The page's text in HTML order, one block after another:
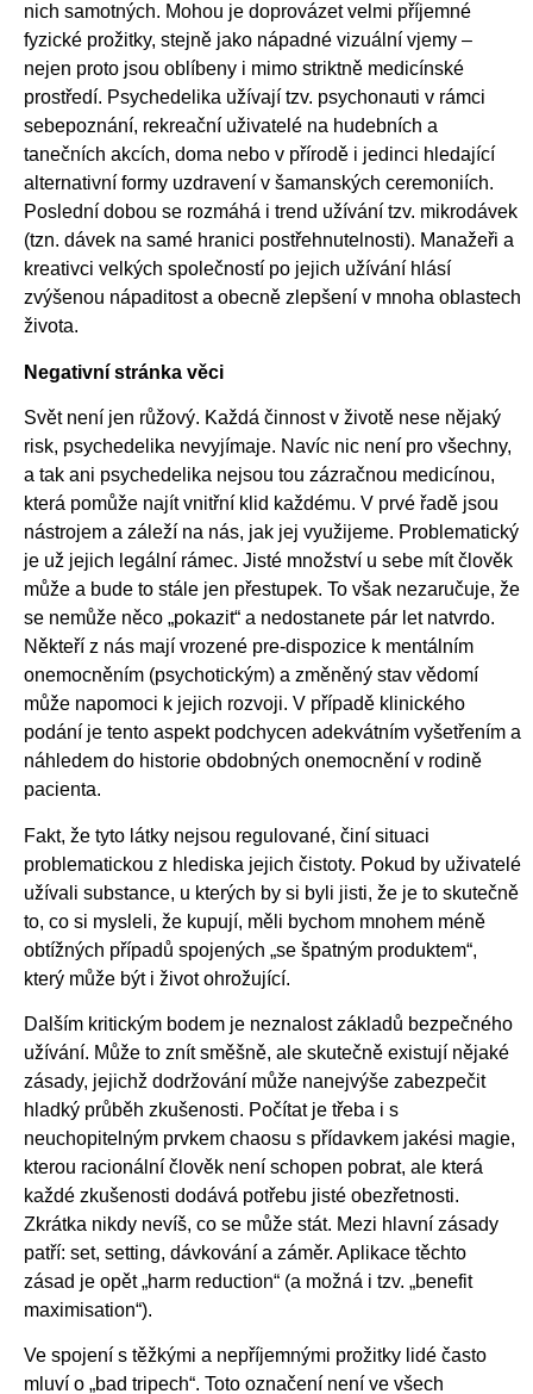
nich samotných. Mohou je doprovázet velmi příjemné
fyzické prožitky, stejně jako nápadné vizuální vjemy –
nejen proto jsou oblíbeny i mimo striktně medicínské
prostředí. Psychedelika užívají tzv. psychonauti v rámci
sebepoznání, rekreační uživatelé na hudebních a
tanečních akcích, doma nebo v přírodě i jedinci hledající
alternativní formy uzdravení v šamanských ceremoniích.
Poslední dobou se rozmáhá i trend užívání tzv. mikrodávek
(tzn. dávek na samé hranici postřehnutelnosti). Manažeři a
kreativci velkých společností po jejich užívání hlásí
zvýšenou nápaditost a obecně zlepšení v mnoha oblastech
života.
Negativní stránka věci
Svět není jen růžový. Každá činnost v životě nese nějaký
risk, psychedelika nevyjímaje. Navíc nic není pro všechny,
a tak ani psychedelika nejsou tou zázračnou medicínou,
která pomůže najít vnitřní klid každému. V prvé řadě jsou
nástrojem a záleží na nás, jak jej využijeme. Problematický
je už jejich legální rámec. Jisté množství u sebe mít člověk
může a bude to stále jen přestupek. To však nezaručuje, že
se nemůže něco „pokazit“ a nedostanete pár let natvrdo.
Někteří z nás mají vrozené pre-dispozice k mentálním
onemocněním (psychotickým) a změněný stav vědomí
může napomoci k jejich rozvoji. V případě klinického
podání je tento aspekt podchycen adekvátním vyšetřením a
náhledem do historie obdobných onemocnění v rodině
pacienta.
Fakt, že tyto látky nejsou regulované, činí situaci
problematickou z hlediska jejich čistoty. Pokud by uživatelé
užívali substance, u kterých by si byli jisti, že je to skutečně
to, co si mysleli, že kupují, měli bychom mnohem méně
obtížných případů spojených „se špatným produktem“,
který může být i život ohrožující.
Dalším kritickým bodem je neznalost základů bezpečného
užívání. Může to znít směšně, ale skutečně existují nějaké
zásady, jejichž dodržování může nanejvýše zabezpečit
hladký průběh zkušenosti. Počítat je třeba i s
neuchopitelným prvkem chaosu s přídavkem jakési magie,
kterou racionální člověk není schopen pobrat, ale která
každé zkušenosti dodává potřebu jisté obezřetnosti.
Zkrátka nikdy nevíš, co se může stát. Mezi hlavní zásady
patří: set, setting, dávkování a záměr. Aplikace těchto
zásad je opět „harm reduction“ (a možná i tzv. „benefit
maximisation“).
Ve spojení s těžkými a nepříjemnými prožitky lidé často
mluví o „bad tripech“. Toto označení není ve všech